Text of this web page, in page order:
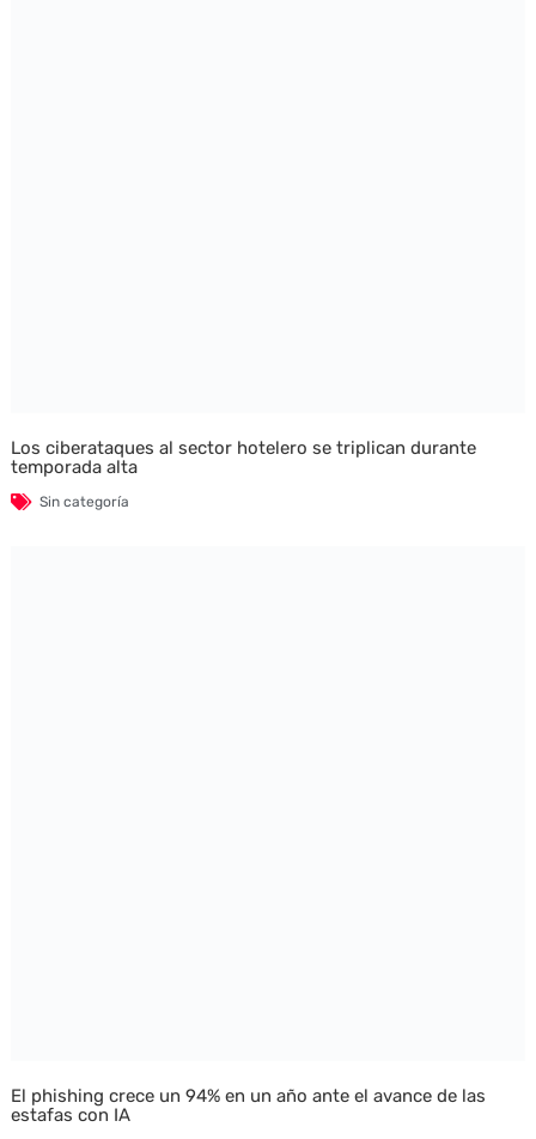
Los ciberataques al sector hotelero se triplican durante
temporada alta
Sin categoría
El phishing crece un 94% en un año ante el avance de las
estafas con IA